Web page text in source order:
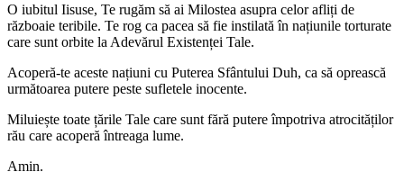
O iubitul Iisuse, Te rugăm să ai Milostea asupra celor afliți de
războaie teribile. Te rog ca pacea să fie instilată în națiunile torturate
care sunt orbite la Adevărul Existenței Tale.
Acoperă-te aceste națiuni cu Puterea Sfântului Duh, ca să oprească
următoarea putere peste sufletele inocente.
Miluiește toate țările Tale care sunt fără putere împotriva atrocităților
rău care acoperă întreaga lume.
Amin.